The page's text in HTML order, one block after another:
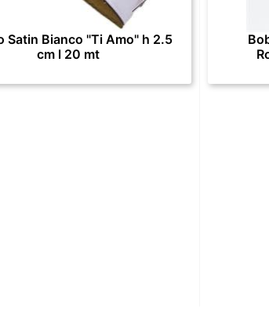
Satin Bianco "Ti Amo" h 2.5
cm l 20 mt